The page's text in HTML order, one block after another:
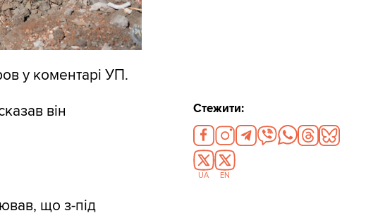
у коментарі УП.
він
що з-під
Стежити:
UA EN